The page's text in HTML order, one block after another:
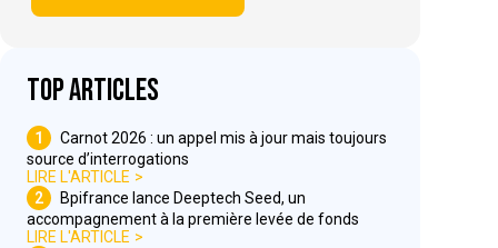
Top articles
1
Carnot 2026 : un appel mis à jour mais toujours
source d’interrogations
LIRE L'ARTICLE
2
Bpifrance lance Deeptech Seed, un
accompagnement à la première levée de fonds
LIRE L'ARTICLE